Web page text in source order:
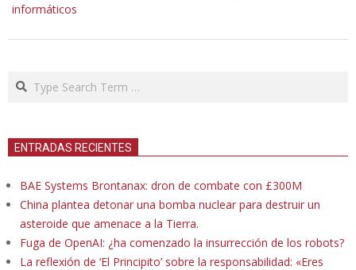
informáticos
Search
ENTRADAS RECIENTES
BAE Systems Brontanax: dron de combate con £300M
China plantea detonar una bomba nuclear para destruir un
asteroide que amenace a la Tierra.
Fuga de OpenAI: ¿ha comenzado la insurrección de los robots?
La reflexión de ‘El Principito’ sobre la responsabilidad: «Eres